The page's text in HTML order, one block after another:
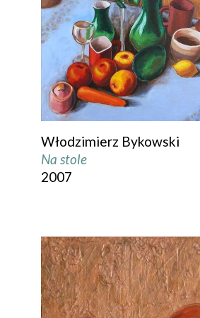
Włodzimierz Bykowski
Na stole
2007